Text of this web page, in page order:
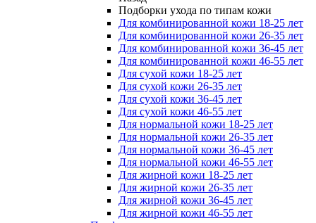
Подборки ухода по типам кожи
Для комбинированной кожи 18-25 лет
Для комбинированной кожи 26-35 лет
Для комбинированной кожи 36-45 лет
Для комбинированной кожи 46-55 лет
Для сухой кожи 18-25 лет
Для сухой кожи 26-35 лет
Для сухой кожи 36-45 лет
Для сухой кожи 46-55 лет
Для нормальной кожи 18-25 лет
Для нормальной кожи 26-35 лет
Для нормальной кожи 36-45 лет
Для нормальной кожи 46-55 лет
Для жирной кожи 18-25 лет
Для жирной кожи 26-35 лет
Для жирной кожи 36-45 лет
Для жирной кожи 46-55 лет